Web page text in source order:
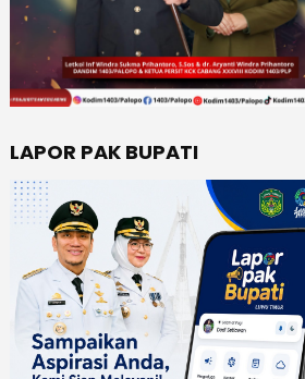
LAPOR PAK BUPATI